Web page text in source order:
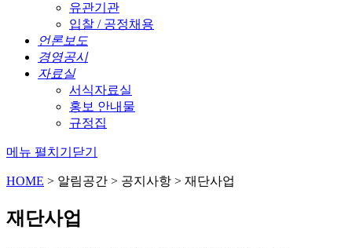
유관기관
입찰 / 공정채용
언론보도
경영공시
자료실
서식자료실
홍보 안내물
규정집
메뉴 펼치기 닫기
HOME > 알림공간 > 공지사항 > 재단사업
재단사업